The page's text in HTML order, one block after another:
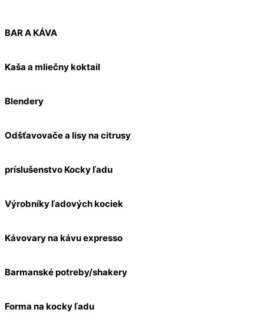
BAR A KÁVA
Kaša a mliečny koktail
Blendery
Odšťavovače a lisy na citrusy
príslušenstvo Kocky ľadu
Výrobníky ľadových kociek
Kávovary na kávu expresso
Barmanské potreby/shakery
Forma na kocky ľadu